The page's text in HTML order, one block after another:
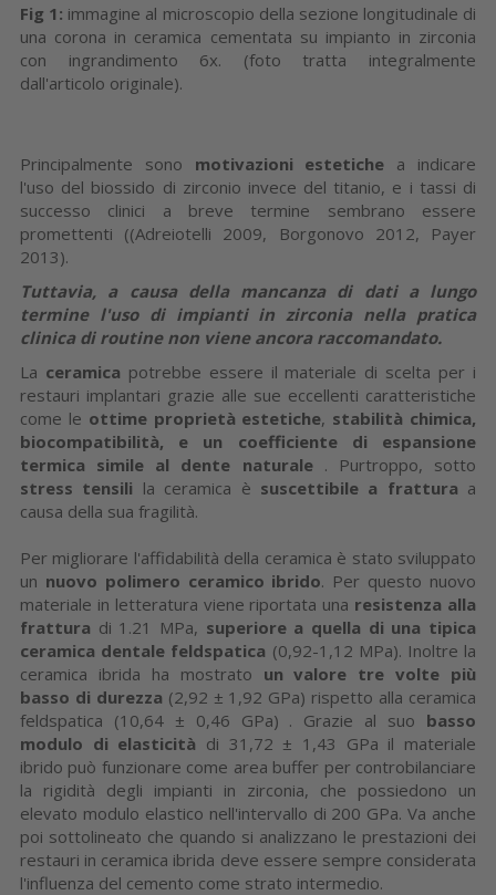
Fig 1: immagine al microscopio della sezione longitudinale di
una corona in ceramica cementata su impianto in zirconia
con ingrandimento 6x. (foto tratta integralmente
dall'articolo originale).
Principalmente sono motivazioni estetiche a indicare
l'uso del biossido di zirconio invece del titanio, e i tassi di
successo clinici a breve termine sembrano essere
promettenti ((Adreiotelli 2009, Borgonovo 2012, Payer
2013).
Tuttavia, a causadella mancanza di dati a lungo
termine l'uso di impianti in zirconia nella pratica
clinica di routine non viene ancora raccomandato.
La ceramica potrebbe essere il materiale di scelta per i
restauri implantari grazie alle sue eccellenti caratteristiche
come le ottime proprietà estetiche, stabilità chimica,
biocompatibilità, e un coefficiente di espansione
termica simile al dente naturale . Purtroppo, sotto
stress tensili la ceramica è suscettibile a frattura a
causa della sua fragilità.
Per migliorare l'affidabilità della ceramica è stato sviluppato
un nuovo polimero ceramico ibrido. Per questo nuovo
materiale in letteratura viene riportata una resistenza alla
frattura di 1.21 MPa, superiore a quella di una tipica
ceramica dentale feldspatica (0,92-1,12 MPa). Inoltre la
ceramica ibrida ha mostrato un valore tre volte più
basso di durezza (2,92 ± 1,92 GPa) rispetto alla ceramica
feldspatica (10,64 ± 0,46 GPa) . Grazie al suo basso
modulo di elasticità di 31,72 ± 1,43 GPa il materiale
ibrido può funzionare come area buffer per controbilanciare
la rigidità degli impianti in zirconia, che possiedono un
elevato modulo elastico nell'intervallo di 200 GPa. Va anche
poi sottolineato che quando si analizzano le prestazioni dei
restauri in ceramica ibrida deve essere sempre considerata
l'influenza del cemento come strato intermedio.